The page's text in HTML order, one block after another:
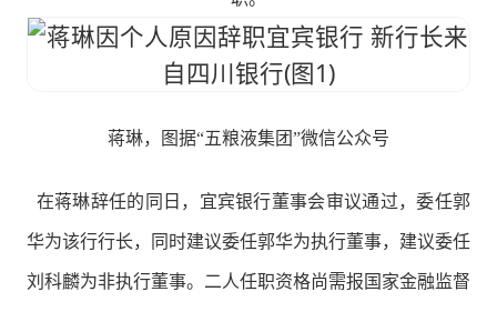
蒋琳，图据“五粮液集团”微信公众号
在蒋琳辞任的同日，宜宾银行董事会审议通过，委任郭
华为该行行长，同时建议委任郭华为执行董事，建议委任
刘科麟为非执行董事。二人任职资格尚需报国家金融监督